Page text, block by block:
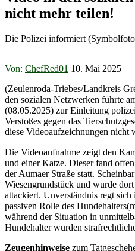
nicht mehr teilen!
Die Polizei informiert
Von: ChefRed01 10. Mai 2025
(Zeulenroda-Triebes/Landkreis
den sozialen Netzwerken führte
(08.05.2025) zur Einleitung
Verstoßes gegen das
diese Videoaufzeichnungen nicht
Die Videoaufnahme zeigt den
und einer Katze. Dieser fand
der Aumaer Straße statt.
Wiesengrundstück und wurde
attackiert. Unverständnis regt
passiven Rolle des
während der Situation in
Hundehalter wurden
Zeugenhinweise zum